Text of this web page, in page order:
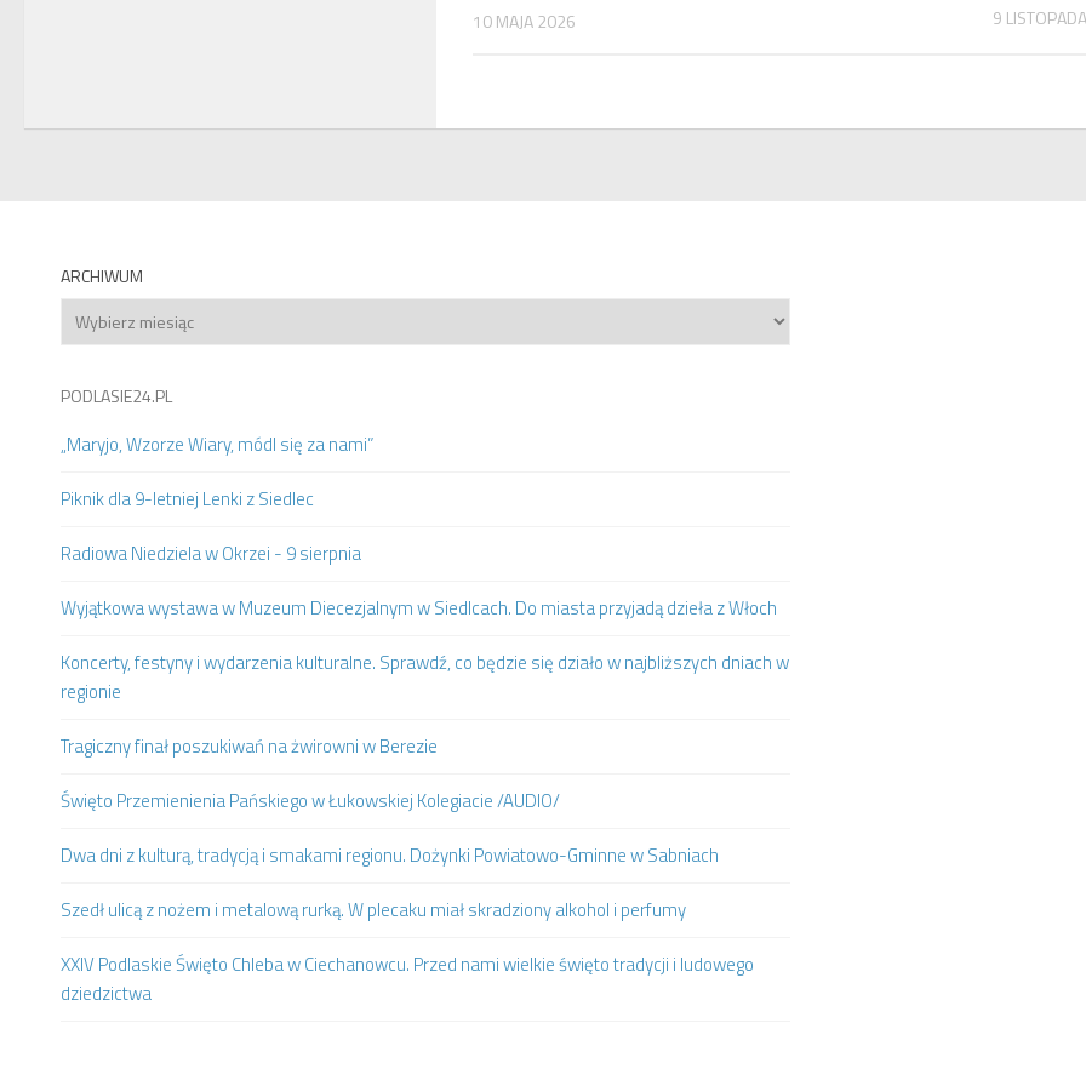
10 MAJA 2026 9
ARCHIWUM
Archiwum
PODLASIE24.PL
„Maryjo, Wzorze Wiary, módl się za nami”
Piknik dla 9-letniej Lenki z Siedlec
Radiowa Niedziela w Okrzei - 9 sierpnia
Wyjątkowa wystawa w Muzeum Diecezjalnym w Siedlcach. Do miasta przyjadą dzieła z Włoch
Koncerty, festyny i wydarzenia kulturalne. Sprawdź, co będzie się działo w najbliższych dniach w
regionie
Tragiczny finał poszukiwań na żwirowni w Berezie
Święto Przemienienia Pańskiego w Łukowskiej Kolegiacie /AUDIO/
Dwa dni z kulturą, tradycją i smakami regionu. Dożynki Powiatowo-Gminne w Sabniach
Szedł ulicą z nożem i metalową rurką. W plecaku miał skradziony alkohol i perfumy
XXIV Podlaskie Święto Chleba w Ciechanowcu. Przed nami wielkie święto tradycji i ludowego
dziedzictwa